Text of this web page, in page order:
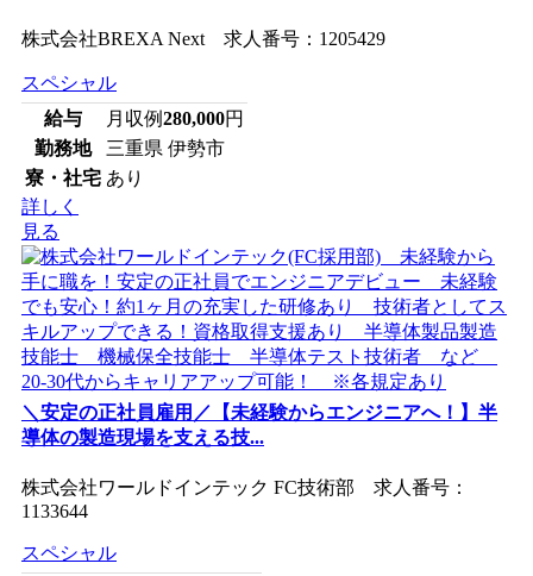
株式会社BREXA Next 求人番号：1205429
スペシャル
給与
月収例280,000円
勤務地
三重県 伊勢市
寮・社宅 あり
詳しく
見る
＼安定の正社員雇用／【未経験からエンジニアへ！】半
導体の製造現場を支える技...
株式会社ワールドインテック FC技術部 求人番号：
1133644
スペシャル